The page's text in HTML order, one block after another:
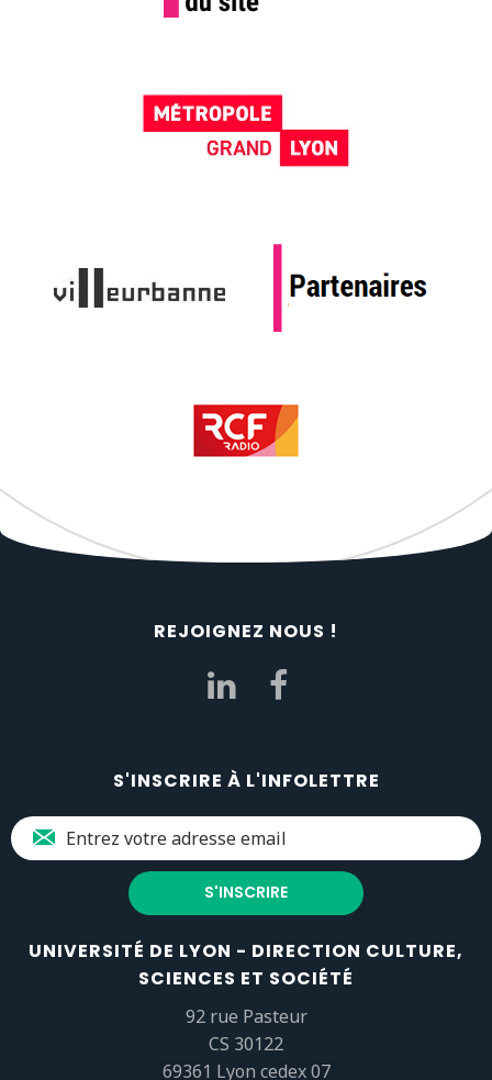
REJOIGNEZ NOUS !
S'INSCRIRE À L'INFOLETTRE
UNIVERSITÉ DE LYON - DIRECTION CULTURE,
SCIENCES ET SOCIÉTÉ
92 rue Pasteur
CS 30122
69361 Lyon cedex 07